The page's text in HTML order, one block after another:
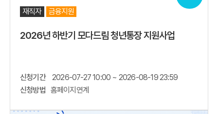
재직자 금융지원
2026년 하반기 모다드림 청년통장 지원사업
신청기간
2026-07-27 10:00 ~ 2026-08-19 23:59
신청방법 홈페이지연계